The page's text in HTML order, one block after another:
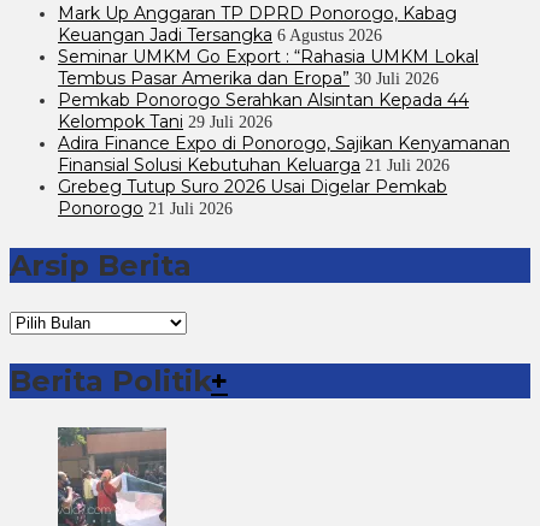
Mark Up Anggaran TP DPRD Ponorogo, Kabag
Keuangan Jadi Tersangka 6 Agustus 2026
Seminar UMKM Go Export : “Rahasia UMKM Lokal
Tembus Pasar Amerika dan Eropa” 30 Juli 2026
Pemkab Ponorogo Serahkan Alsintan Kepada 44
Kelompok Tani 29 Juli 2026
Adira Finance Expo di Ponorogo, Sajikan Kenyamanan
Finansial Solusi Kebutuhan Keluarga 21 Juli 2026
Grebeg Tutup Suro 2026 Usai Digelar Pemkab
Ponorogo 21 Juli 2026
Arsip Berita
Arsip
Berita
Berita Politik+